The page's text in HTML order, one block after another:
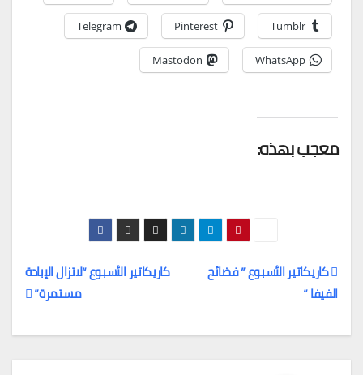
Tumblr
Pinterest
Telegram
WhatsApp
Mastodon
معجب بهذه:
تصفّح
المقالات
كاريكاتير الأسبوع “لاتزال الإبادة
مستمرة”
كاريكاتير الأسبوع ” فضائح
الفيفا “